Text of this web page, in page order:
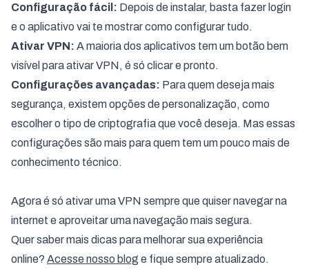
Configuração fácil: Depois de instalar, basta fazer login
e o aplicativo vai te mostrar como configurar tudo.
Ativar VPN: A maioria dos aplicativos tem um botão bem
visível para ativar VPN, é só clicar e pronto.
Configurações avançadas: Para quem deseja mais
segurança, existem opções de personalização, como
escolher o tipo de criptografia que você deseja. Mas essas
configurações são mais para quem tem um pouco mais de
conhecimento técnico.
Agora é só ativar uma VPN sempre que quiser navegar na
internet e aproveitar uma navegação mais segura.
Quer saber mais dicas para melhorar sua experiência
online? Acesse nosso blog e fique sempre atualizado.